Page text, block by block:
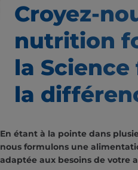
Croyez-
nutrition
la
la
En étant à la pointe dans
nous formulons une
adaptée aux besoins de votre